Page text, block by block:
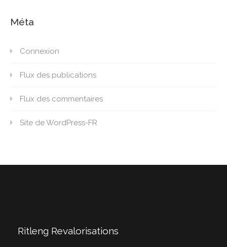
Méta
Connexion
Flux des publications
Flux des commentaires
Site de WordPress-FR
Ritleng Revalorisations